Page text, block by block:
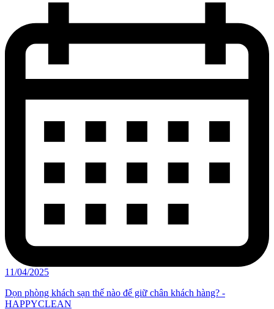
11/04/2025
Dọn phòng khách sạn thế nào để giữ chân khách hàng? -
HAPPYCLEAN